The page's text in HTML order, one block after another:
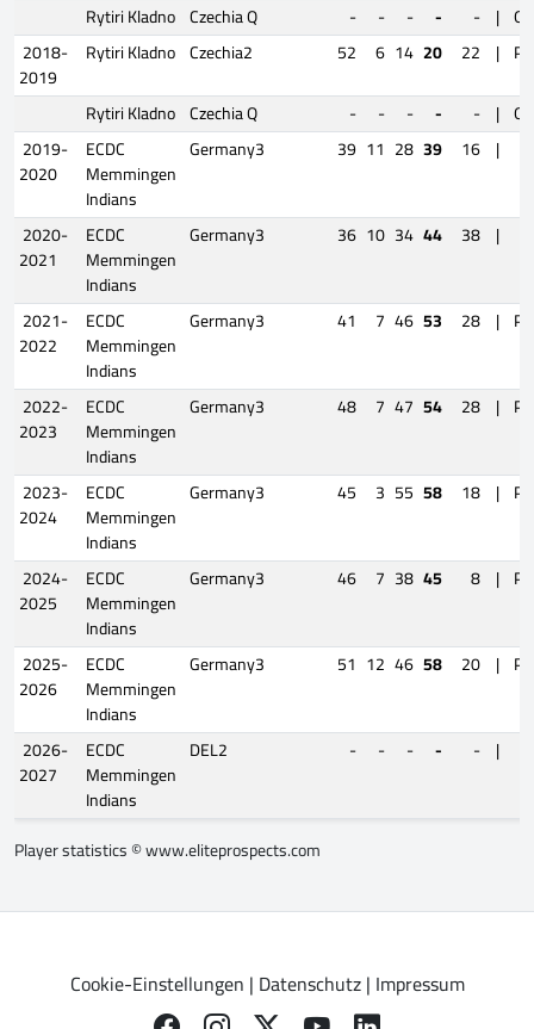
Rytiri Kladno Czechia Q - - - - - |
2018-
2019
Rytiri Kladno Czechia2 52 6 14 20 22 |
Rytiri Kladno Czechia Q - - - - - |
2019-
2020
ECDC
Memmingen
Indians
Germany3 39 11 28 39 16 |
2020-
2021
ECDC
Memmingen
Indians
Germany3 36 10 34 44 38 |
2021-
2022
ECDC
Memmingen
Indians
Germany3 41 7 46 53 28 |
2022-
2023
ECDC
Memmingen
Indians
Germany3 48 7 47 54 28 |
2023-
2024
ECDC
Memmingen
Indians
Germany3 45 3 55 58 18 |
2024-
2025
ECDC
Memmingen
Indians
Germany3 46 7 38 45 8 |
2025-
2026
ECDC
Memmingen
Indians
Germany3 51 12 46 58 20 |
2026-
2027
ECDC
Memmingen
Indians
DEL2 - - - - - |
Player statistics ©www.eliteprospects.com
Cookie-Einstellungen | Datenschutz| Impressum